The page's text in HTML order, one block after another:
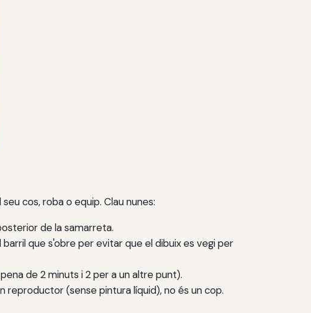
cos, roba o equip. Clau nunes:
de la samarreta.
que s'obre per evitar que el dibuix es vegi per
de 2 minuts i 2 per a un altre punt).
reproductor (sense pintura líquid), no és un cop.